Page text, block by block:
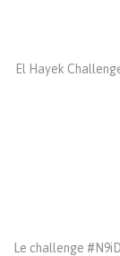
El Hayek
Le challenge